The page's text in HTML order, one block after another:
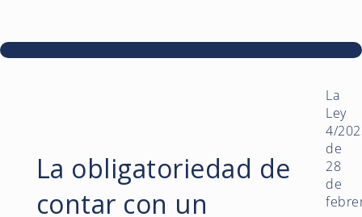
La obligatoriedad de
contar con un
La
Ley
4/
de
28
de